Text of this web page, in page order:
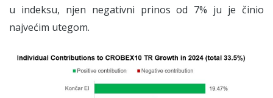
u indeksu, njen negativni prinos od 7% ju je činio
najvećim utegom.